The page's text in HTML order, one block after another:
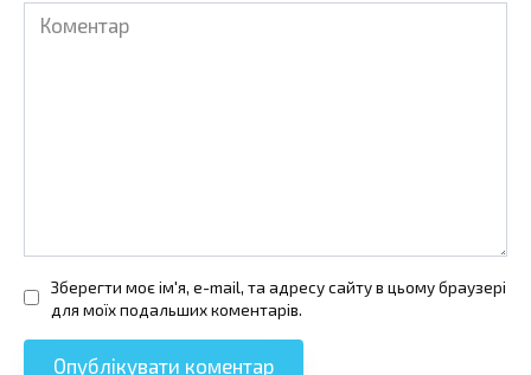
Коментар
Зберегти моє ім'я, e-mail, та адресу сайту в цьому браузері
для моїх подальших коментарів.